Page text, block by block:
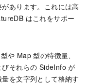
あります。これには高
はこれをサポー
や Map 型の特徴量、
それらの SideInfo が
を文字列として格納す